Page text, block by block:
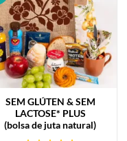
SEM GLÚTEN & SEM
LACTOSE* PLUS
(bolsa de juta natural)